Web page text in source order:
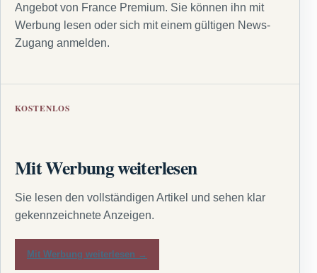
Angebot von France Premium. Sie können ihn mit
Werbung lesen oder sich mit einem gültigen News-
Zugang anmelden.
KOSTENLOS
Mit Werbung weiterlesen
Sie lesen den vollständigen Artikel und sehen klar
gekennzeichnete Anzeigen.
Mit Werbung weiterlesen →